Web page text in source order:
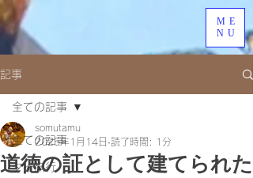
ME
NU
記事
全ての記事
タイ旅行
全ての記事
道徳の証として建てられた
somutamu
2025年1月14日 読了時間: 1分